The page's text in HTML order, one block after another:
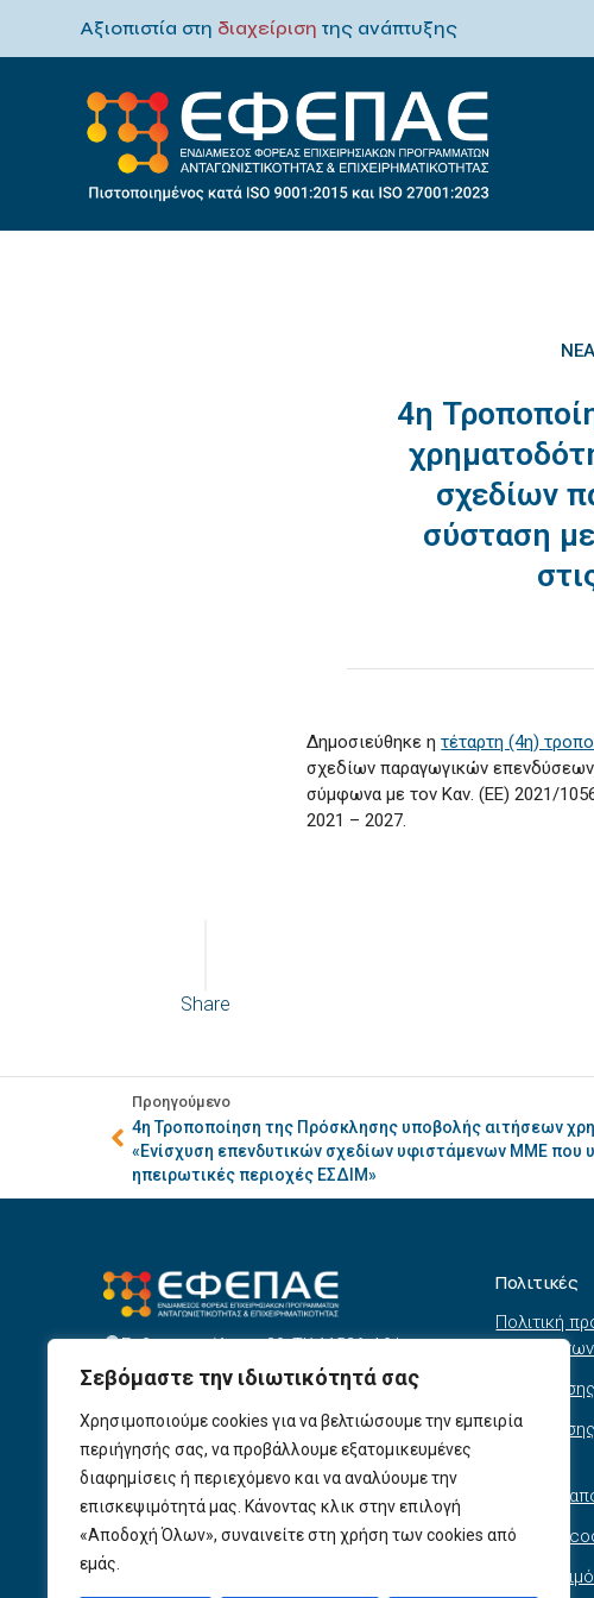
Σεβόμαστε την ιδιωτικότητά σας
Χρησιμοποιούμε cookies για να βελτιώσουμε την εμπειρία
περιήγησής σας, να προβάλλουμε εξατομικευμένες
διαφημίσεις ή περιεχόμενο και να αναλύουμε την
επισκεψιμότητά μας. Κάνοντας κλικ στην επιλογή
«Αποδοχή Όλων», συναινείτε στη χρήση των cookies από
εμάς.
Αξιοπιστία στη διαχείριση της ανάπτυξης
ΝΈΑ
4η
σχεδίων
σύσταση
Share
Δημοσιεύθηκε ητέταρτη (4η)
σχεδίων παραγωγικών
σύμφωνα με τον Καν. (ΕΕ) 2021/
2021 – 2027.
Προηγούμενο
4η Τροποποίηση της Πρόσκλησης υποβολής αιτήσεων
«Ενίσχυση επενδυτικών σχεδίων υφιστάμενων ΜΜΕ που
ηπειρωτικές περιοχές ΕΣΔΙΜ»
Σεβαστουπόλεως 80, ΤΚ 11526, Αθήνα
info@efepae.gr
anaptyxiakos@efepae.gr
210 6985210
Ωράριο Λειτουργίας:
Δευτέρα – Παρασκευή, 09:00 – 17:00
Αριθμός ΓΕΜΗ: 154190801000
Πολιτικές
Πολιτική
συστημάτων
Όροι χρήσης
Όροι
Πολιτική
Πολιτική